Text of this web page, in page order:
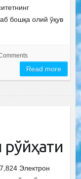
бошқа олий ўқув
Read more
Электрон